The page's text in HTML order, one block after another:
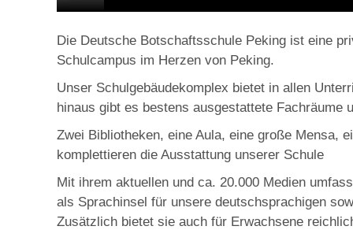
Die Deutsche Botschaftsschule Peking ist eine
Schulcampus im Herzen von Peking.
Unser Schulgebäudekomplex bietet in allen
hinaus gibt es bestens ausgestattete Fachräume
Zwei Bibliotheken, eine Aula, eine große Mensa,
komplettieren die Ausstattung unserer Schule
Mit ihrem aktuellen und ca. 20.000 Medien
als Sprachinsel für unsere deutschsprachigen
Zusätzlich bietet sie auch für Erwachsene